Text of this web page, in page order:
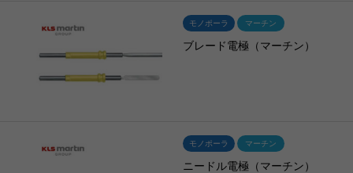
モノポーラ マーチン
ブレード電極（マーチン）
モノポーラ マーチン
ニードル電極（マーチン）